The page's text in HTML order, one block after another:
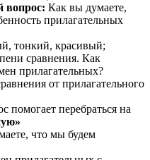
вопрос: Как вы думаете,
прилагательных
тонкий, красивый;
сравнения. Как
прилагательных?
от прилагательного
помогает перебраться на
что мы будем